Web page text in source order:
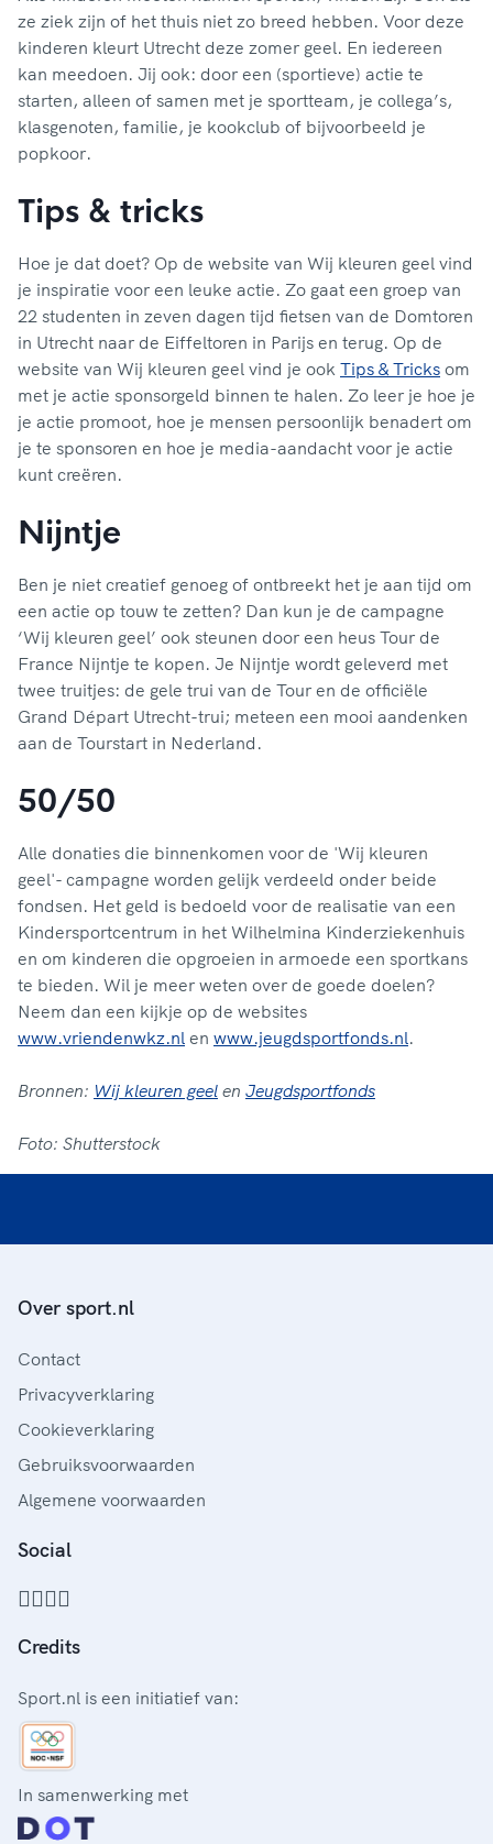
ze ziek zijn of het thuis niet zo breed hebben. Voor deze
kinderen kleurt Utrecht deze zomer geel. En iedereen
kan meedoen. Jij ook: door een (sportieve) actie te
starten, alleen of samen met je sportteam, je collega’s,
klasgenoten, familie, je kookclub of bijvoorbeeld je
popkoor.
Tips & tricks
Hoe je dat doet? Op de website van Wij kleuren geel vind
je inspiratie voor een leuke actie. Zo gaat een groep van
22 studenten in zeven dagen tijd fietsen van de Domtoren
in Utrecht naar de Eiffeltoren in Parijs en terug. Op de
website van Wij kleuren geel vind je ook Tips & Tricks om
met je actie sponsorgeld binnen te halen. Zo leer je hoe je
je actie promoot, hoe je mensen persoonlijk benadert om
je te sponsoren en hoe je media-aandacht voor je actie
kunt creëren.
Nijntje
Ben je niet creatief genoeg of ontbreekt het je aan tijd om
een actie op touw te zetten? Dan kun je de campagne
‘Wij kleuren geel’ ook steunen door een heus Tour de
France Nijntje te kopen. Je Nijntje wordt geleverd met
twee truitjes: de gele trui van de Tour en de officiële
Grand Départ Utrecht-trui; meteen een mooi aandenken
aan de Tourstart in Nederland.
50/50
Alle donaties die binnenkomen voor de 'Wij kleuren
geel'- campagne worden gelijk verdeeld onder beide
fondsen. Het geld is bedoeld voor de realisatie van een
Kindersportcentrum in het Wilhelmina Kinderziekenhuis
en om kinderen die opgroeien in armoede een sportkans
te bieden. Wil je meer weten over de goede doelen?
Neem dan een kijkje op de websites
www.vriendenwkz.nl en www.jeugdsportfonds.nl.
Bronnen: Wij kleuren geel en Jeugdsportfonds
Foto: Shutterstock
Over sport.nl
Contact
Privacyverklaring
Cookieverklaring
Gebruiksvoorwaarden
Algemene voorwaarden
Social
Credits
Sport.nl is een initiatief van:
In samenwerking met